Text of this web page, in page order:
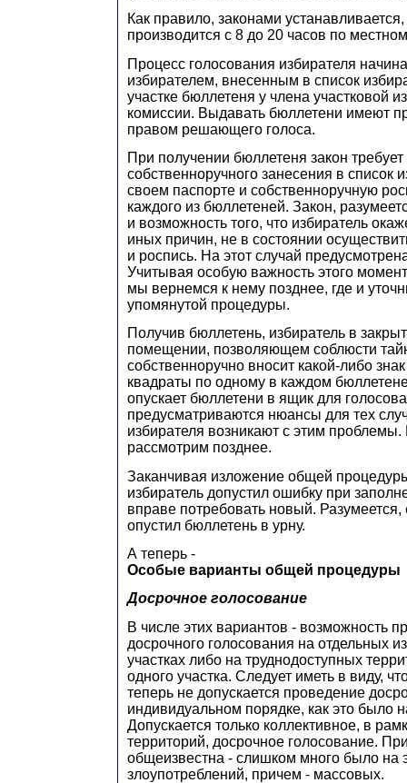
Как правило, законами
производится с 8 до 20 часов по
Процесс голосования избирателя
избирателем, внесенным в список
участке бюллетеня у члена участковой
комиссии. Выдавать бюллетени имеют
правом решающего голоса.
При получении бюллетеня закон требует
собственноручного занесения в список
своем паспорте и собственноручную
каждого из бюллетеней. Закон,
и возможность того, что избиратель
иных причин, не в состоянии
и роспись. На этот случай
Учитывая особую важность этого
мы вернемся к нему позднее, где и
упомянутой процедуры.
Получив бюллетень, избиратель в
помещении, позволяющем соблюсти
собственноручно вносит какой-либо
квадраты по одному в каждом
опускает бюллетени в ящик для
предусматриваются нюансы для тех
избирателя возникают с этим
рассмотрим позднее.
Заканчивая изложение общей
избиратель допустил ошибку при
вправе потребовать новый.
опустил бюллетень в урну.
А теперь -
Особые варианты общей процедуры
Досрочное голосование
В числе этих вариантов - возможность
досрочного голосования на отдельных
участках либо на труднодоступных
одного участка. Следует иметь в виду,
теперь не допускается проведение
индивидуальном порядке, как это было
Допускается только коллективное, в
территорий, досрочное голосование.
общеизвестна - слишком много было на
злоупотреблений, причем - массовых.